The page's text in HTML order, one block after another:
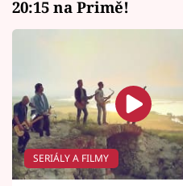
20:15 na Primě!
SERIÁLY A FILMY